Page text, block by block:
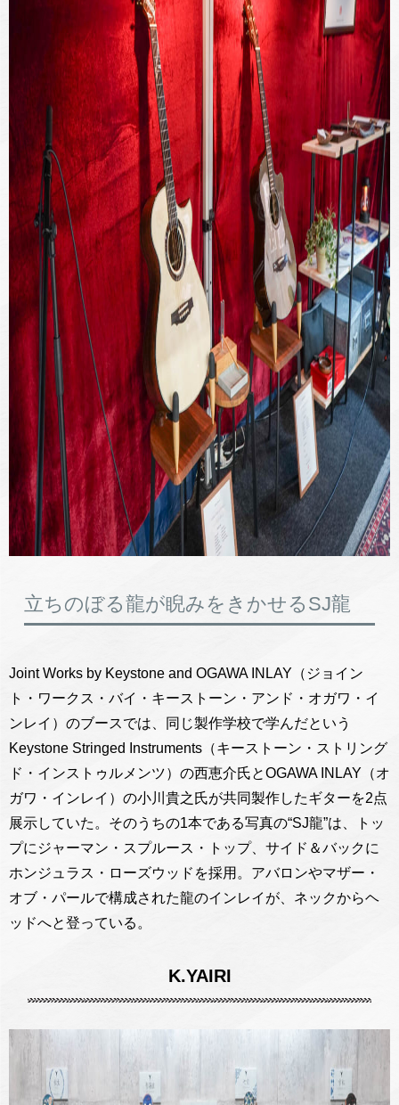
立ちのぼる龍が睨みをきかせるSJ龍
Joint Works by Keystone and OGAWA INLAY（ジョイン
ト・ワークス・バイ・キーストーン・アンド・オガワ・イ
ンレイ）のブースでは、同じ製作学校で学んだという
Keystone Stringed Instruments（キーストーン・ストリング
ド・インストゥルメンツ）の西恵介氏とOGAWA INLAY（オ
ガワ・インレイ）の小川貴之氏が共同製作したギターを2点
展示していた。そのうちの1本である写真の“SJ龍”は、トッ
プにジャーマン・スプルース・トップ、サイド＆バックに
ホンジュラス・ローズウッドを採用。アバロンやマザー・
オブ・パールで構成された龍のインレイが、ネックからヘ
ッドへと登っている。
K.YAIRI